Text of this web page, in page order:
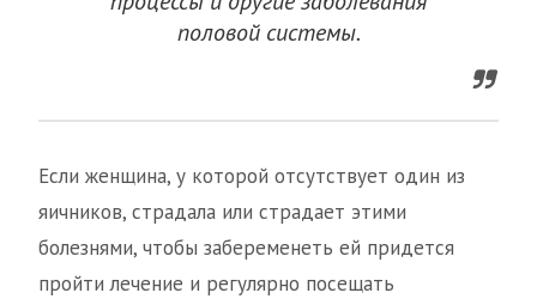
половой системы.
Если женщина, у которой отсутствует один из
яичников, страдала или страдает этими
болезнями, чтобы забеременеть ей придется
пройти лечение и регулярно посещать